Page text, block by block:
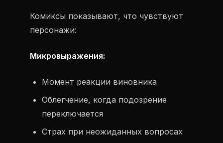
Комиксы показывают, что чувствуют
персонажи:
Микровыражения:
Момент реакции виновника
Облегчение, когда подозрение
переключается
Страх при неожиданных вопросах